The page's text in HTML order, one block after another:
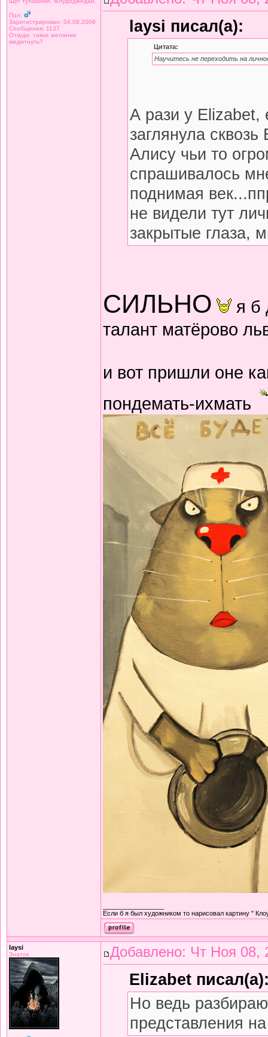
Пол:
Зарегистрирован: 04.08.2009
Сообщения: 1137
Откуда: такое желание
медитнуть?
laysi писал(а):
Цитата:
Научитесь не переходить на
А рази у Elizabet,
заглянула
Алису чьи то
спрашивалось
поднимая
не видели тут
закрытые глаза,
СИЛЬНО
я б
талант матёрово
и вот пришли оне
пондемать-ихмать
Если б я был художником то нарисовал картину "
laysi
Знаток Добавлено: Чт Ноя 08,
Elizabet
Но ведь
представления